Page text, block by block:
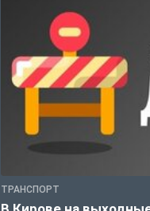
ТРАНСПОРТ